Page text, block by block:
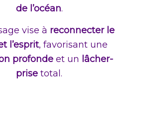
de l’océan.
vise à reconnecter le
l’esprit, favorisant une
profondeet un lâcher-
prise total.